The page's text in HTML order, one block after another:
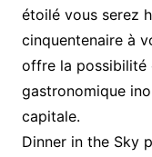
étoilé vous serez
cinquentenaire à
offre la possibilité
gastronomique
capitale.
Dinner in the Sky